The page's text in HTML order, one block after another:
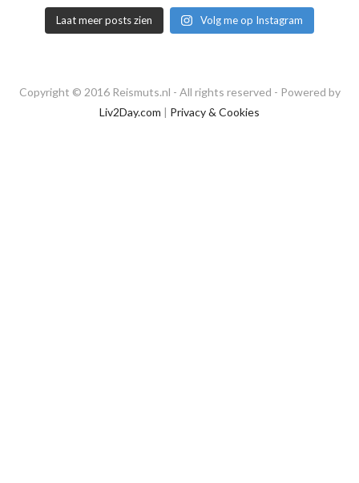
Laat meer posts zien Volg me op Instagram
Copyright © 2016 Reismuts.nl - All rights reserved - Powered by
Liv2Day.com | Privacy & Cookies